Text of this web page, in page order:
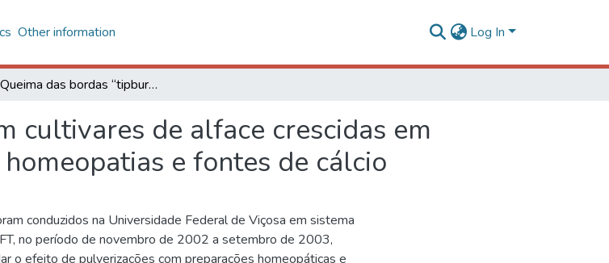
Other information Log In
Queima das bordas “tipburn” em cultivares de alface crescidas em sistema NFT, pulverizadas com homeopatias e fontes de cálcio
cultivares de alface crescidas em
e fontes de cálcio
conduzidos na Universidade Federal de Viçosa em sistema
no período de novembro de 2002 a setembro de 2003,
o efeito de pulverizações com preparações homeopáticas e